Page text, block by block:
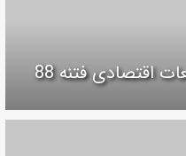
اقتصادی فتنه 88